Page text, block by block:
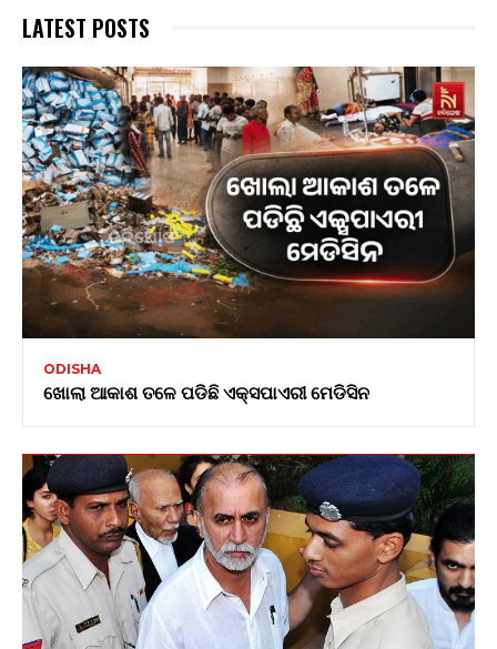
LATEST POSTS
ODISHA
ଖୋଲା ଆକାଶ ତଳେ ପଡିଛି ଏକ୍ସପାଏରୀ ମେଡିସିନ